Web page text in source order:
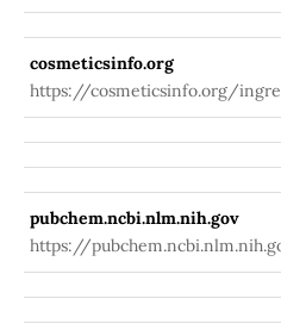
cosmeticsinfo.org
https://cosmeticsinfo.org/
pubchem.ncbi.nlm.nih.gov
https://
stearate